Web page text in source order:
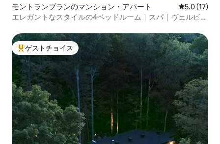
モントランブランのマンション・アパート レビュー17
5.0 (17)
エレガントなスタイルの4ベッドルーム｜スパ｜ヴェルビ
大好評のゲストチョイスです。
ゲストチョイス